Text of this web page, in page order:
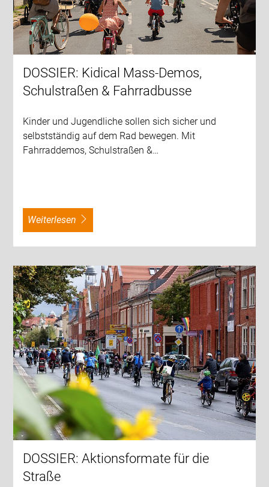
DOSSIER: Kidical Mass-Demos,
Schulstraßen & Fahrradbusse
Kinder und Jugendliche sollen sich sicher und
selbstständig auf dem Rad bewegen. Mit
Fahrraddemos, Schulstraßen &…
weiterlesen
DOSSIER: Aktionsformate für die
Straße